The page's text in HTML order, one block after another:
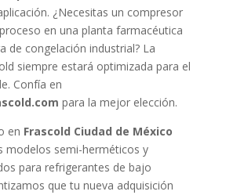
¿Necesitas un compresor
en una planta farmacéutica
de congelación industrial? La
siempre estará optimizada para el
Confía en
para la mejor elección.
en Frascold Ciudad de México
modelos semi-herméticos y
para refrigerantes de bajo
que tu nueva adquisición